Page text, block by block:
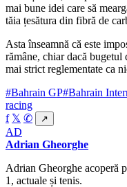
mai bune idei care să
tăia țesătura din fibră de
Asta înseamnă că este
rămâne, chiar dacă
mai strict reglementate ca
#Bahrain GP#Bahrain
racing
f 𝕏 ✆ ↗
AD
Adrian Gheorghe
Adrian Gheorghe acoperă
1, actuale și tenis.